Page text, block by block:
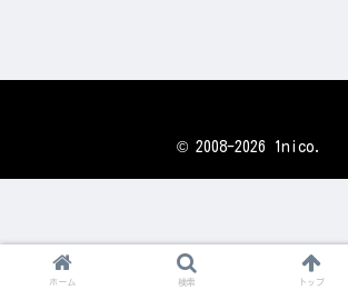
© 2008-2026 1nico.
ホーム 検索 トップ